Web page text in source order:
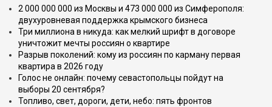
2 000 000 000 из Москвы и 473 000 000 из Симферополя:
двухуровневая поддержка крымского бизнеса
Три миллиона в никуда: как мелкий шрифт в договоре
уничтожит мечты россиян о квартире
Разрыв поколений: кому из россиян по карману первая
квартира в 2026 году
Голос не онлайн: почему севастопольцы пойдут на
выборы 20 сентября?
Топливо, свет, дороги, дети, небо: пять фронтов